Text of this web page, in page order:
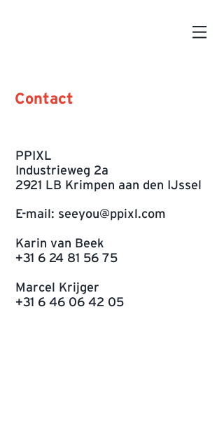
Contact
PPIXL
Industrieweg 2a
2921 LB Krimpen aan den IJssel
E-mail: seeyou@ppixl.com
Karin van Beek
+31 6 24 81 56 75
Marcel Krijger
+31 6 46 06 42 05